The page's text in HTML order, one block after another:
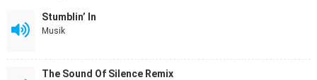
Stumblin’ In
Musik
The Sound Of Silence Remix